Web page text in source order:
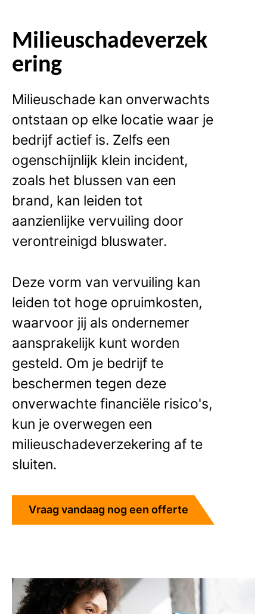
Milieuschadeverzek
ering
Milieuschade kan onverwachts
ontstaan op elke locatie waar je
bedrijf actief is. Zelfs een
ogenschijnlijk klein incident,
zoals het blussen van een
brand, kan leiden tot
aanzienlijke vervuiling door
verontreinigd bluswater.
Deze vorm van vervuiling kan
leiden tot hoge opruimkosten,
waarvoor jij als ondernemer
aansprakelijk kunt worden
gesteld. Om je bedrijf te
beschermen tegen deze
onverwachte financiële risico's,
kun je overwegen een
milieuschadeverzekering af te
sluiten.
Vraag vandaag nog een offerte